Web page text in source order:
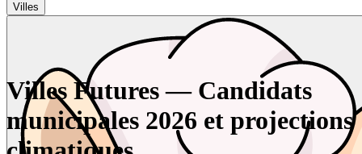
Villes
Villes Futures — Candidats
municipales 2026 et projections